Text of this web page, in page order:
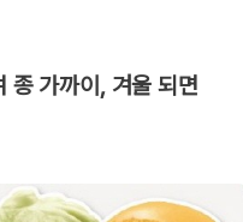
종 가까이, 겨울 되면